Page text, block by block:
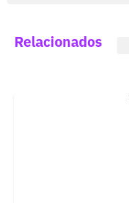
Relacionados